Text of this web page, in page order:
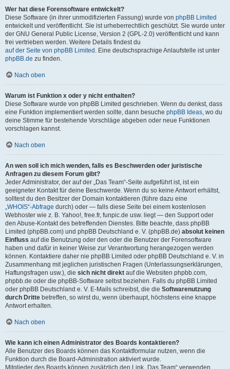
Wer hat diese Forensoftware entwickelt?
Diese Software (in ihrer unmodifizierten Fassung) wurde von phpBB Limited
entwickelt und veröffentlicht. Sie ist urheberrechtlich geschützt. Sie wurde unter
der GNU General Public License, Version 2 (GPL-2.0) veröffentlicht und kann
frei vertrieben werden. Weitere Details findest du
auf der Seite von phpBB Limited . Eine deutschsprachige Anlaufstelle ist unter
phpBB.de zu finden.
Nach oben
Warum ist Funktion x oder y nicht enthalten?
Diese Software wurde von phpBB Limited geschrieben. Wenn du denkst, dass
eine Funktion implementiert werden sollte, dann besuche phpBB Ideas, wo du
deine Stimme für bestehende Vorschläge abgeben oder neue Funktionen
vorschlagen kannst.
Nach oben
An wen soll ich mich wenden, falls es Beschwerden oder juristische
Anfragen zu diesem Forum gibt?
Jeder Administrator, der auf der „Das Team“-Seite aufgeführt ist, ist ein
geeigneter Kontakt für deine Beschwerde. Wenn du so keine Antwort erhältst,
solltest du den Besitzer der Domain kontaktieren (führe dazu eine
„WHOIS“-Abfrage durch) oder — falls diese Seite bei einem kostenlosen
Webhoster wie z. B. Yahoo!, free.fr, funpic.de usw. liegt — den Support oder
den Abuse-Kontakt des betreffenden Dienstes. Bitte beachte, dass phpBB
Limited (phpBB.com) und phpBB Deutschland e. V. (phpBB.de) absolut keinen
Einfluss auf die Benutzung oder den oder die Benutzer der Forensoftware
haben und dafür in keiner Weise zur Verantwortung herangezogen werden
können. Kontaktiere daher nie phpBB Limited oder phpBB Deutschland e. V. in
Zusammenhang mit jeglichen juristischen Fragen (Unterlassungserklärungen,
Haftungsfragen usw.), die sich nicht direkt auf die Websiten phpbb.com,
phpbb.de oder die phpBB-Software selbst beziehen. Falls du phpBB Limited
oder phpBB Deutschland e. V. E-Mails schreibst, die die Softwarenutzung
durch Dritte betreffen, so wirst du, wenn überhaupt, höchstens eine knappe
Antwort erhalten.
Nach oben
Wie kann ich einen Administrator des Boards kontaktieren?
Alle Benutzer des Boards können das Kontaktformular nutzen, wenn die
Funktion durch die Board-Administration aktiviert wurde.
Mitglieder des Boards können zusätzlich den Link „Das Team“ verwenden.